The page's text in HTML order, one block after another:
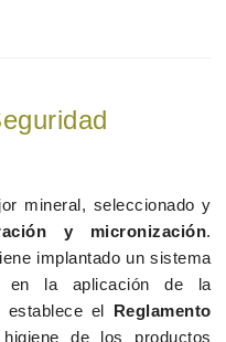
mineral, seleccionado y
y micronización.
implantado un sistema
en la aplicación de la
el Reglamento
de los productos